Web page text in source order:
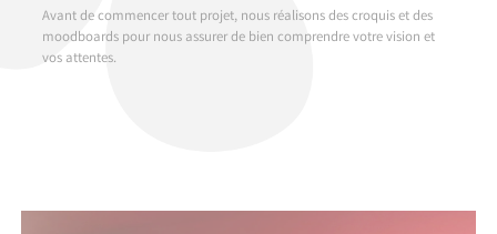
Avant de commencer tout projet, nous réalisons des croquis et des
moodboards pour nous assurer de bien comprendre votre vision et
vos attentes.